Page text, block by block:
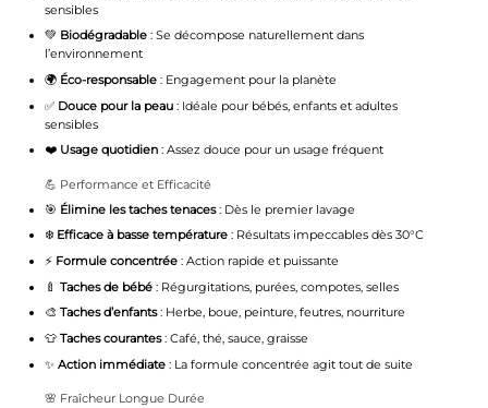
sensibles
💚 Biodégradable: Se décompose naturellement dans
l’environnement
🌍 Éco-responsable: Engagement pour la planète
✅ Douce pour la peau: Idéale pour bébés, enfants et adultes
sensibles
❤️ Usage quotidien: Assez douce pour un usage fréquent
💪 Performance et Efficacité
🎯 Élimine les taches tenaces: Dès le premier lavage
❄️ Efficace à basse température: Résultats impeccables dès 30°C
⚡ Formule concentrée: Action rapide et puissante
🍼 Taches de bébé: Régurgitations, purées, compotes, selles
🎨 Taches d’enfants: Herbe, boue, peinture, feutres, nourriture
👕Taches courantes: Café, thé, sauce, graisse
✨ Action immédiate: La formule concentrée agit tout de suite
🌸 Fraîcheur Longue Durée